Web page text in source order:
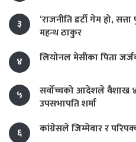
३
‘राजनीति डर्टी गेम हो,
महन्थ ठाकुर
४
लियोनल मेसीका पिता
५
सर्वोच्चको आदेशले वैशाख
उपसभापति शर्मा
६
कांग्रेसले जिम्मेवार र